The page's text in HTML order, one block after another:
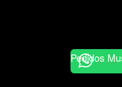
Pedidos